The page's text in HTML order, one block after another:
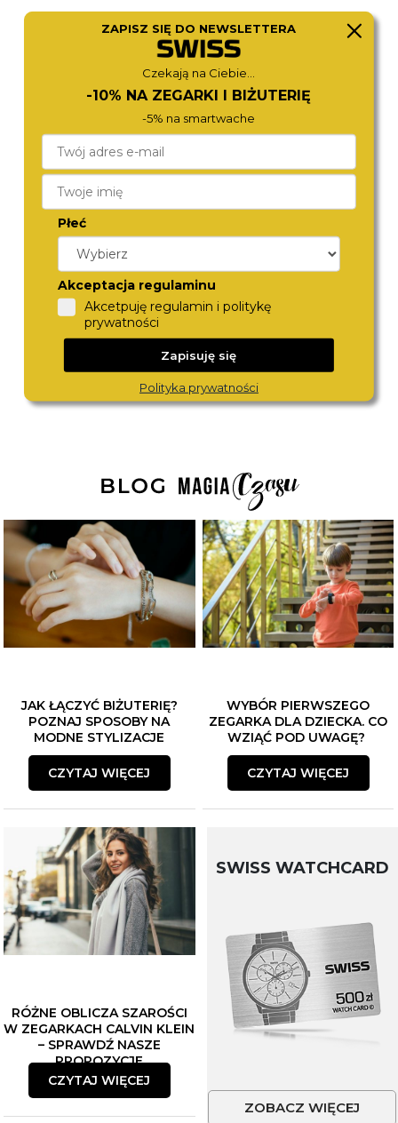
TORII
S45CL.NS
FESTINA
JAK ŁĄCZYĆ BIŻUTERIĘ?
POZNAJ SPOSOBY NA
MODNE STYLIZACJE
CZYTAJ WIĘCEJ
WYBÓR PIERWSZEGO
ZEGARKA DLA DZIECKA. CO
WZIĄĆ POD UWAGĘ?
CZYTAJ WIĘCEJ
RÓŻNE OBLICZA SZAROŚCI
W ZEGARKACH CALVIN KLEIN
– SPRAWDŹ NASZE
PROPOZYCJE
CZYTAJ WIĘCEJ
SWISS WATCHCARD
ZOBACZ WIĘCEJ
ZAPISZ SIĘ DO NEWSLETTERA
Czekają na Ciebie...
-10% NA ZEGARKI I BIŻUTERIĘ
-5% na smartwache
Płeć
Akceptacja regulaminu
Akcetpuję regulamin i politykę
prywatności
Zapisuję się
Polityka prywatności